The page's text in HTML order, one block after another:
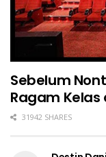
Sebelum
Ragam Kelas
31942 SHARES